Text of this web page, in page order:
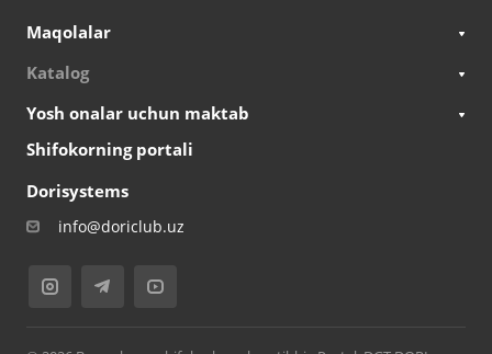
Maqolalar
Katalog
Yosh onalar uchun maktab
Shifokorning portali
Dorisystems
info@doriclub.uz